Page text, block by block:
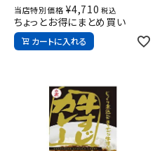
当店特別価格 ¥4,710 税込
ちょっとお得にまとめ買い
カートに入れる